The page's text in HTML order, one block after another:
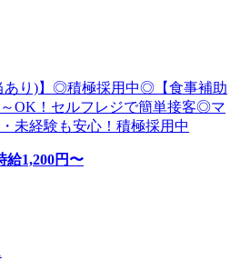
あり)】◎積極採用中◎【食事補助
OK！セルフレジで簡単接客◎マ
未経験も安心！積極採用中
給1,200円〜